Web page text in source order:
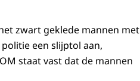
zwart geklede mannen met
een slijptol aan,
staat vast dat de mannen